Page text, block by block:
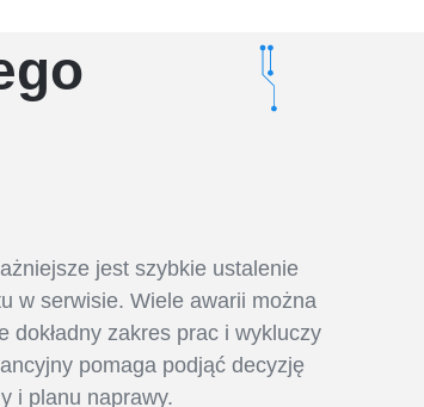
jest szybkie ustalenie
w serwisie. Wiele awarii można
dokładny zakres prac i wykluczy
pomaga podjąć decyzję
i planu naprawy.